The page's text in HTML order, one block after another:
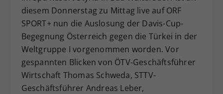
diesem Donnerstag zu Mittag live auf ORF
SPORT+ nun die Auslosung der Davis-Cup-
Begegnung Österreich gegen die Türkei in der
Weltgruppe I vorgenommen worden. Vor
gespannten Blicken von ÖTV-Geschäftsführer
Wirtschaft Thomas Schweda, STTV-
Geschäftsführer Andreas Leber,
Zweck
Dieser Wert speichert Ihre Consent-
Einstellungen. Unter anderem eine
zufällig generierte ID, für die
historische Speicherung Ihrer
vorgenommen Einstellungen, falls der
Webseiten-Betreiber dies eingestellt
hat.